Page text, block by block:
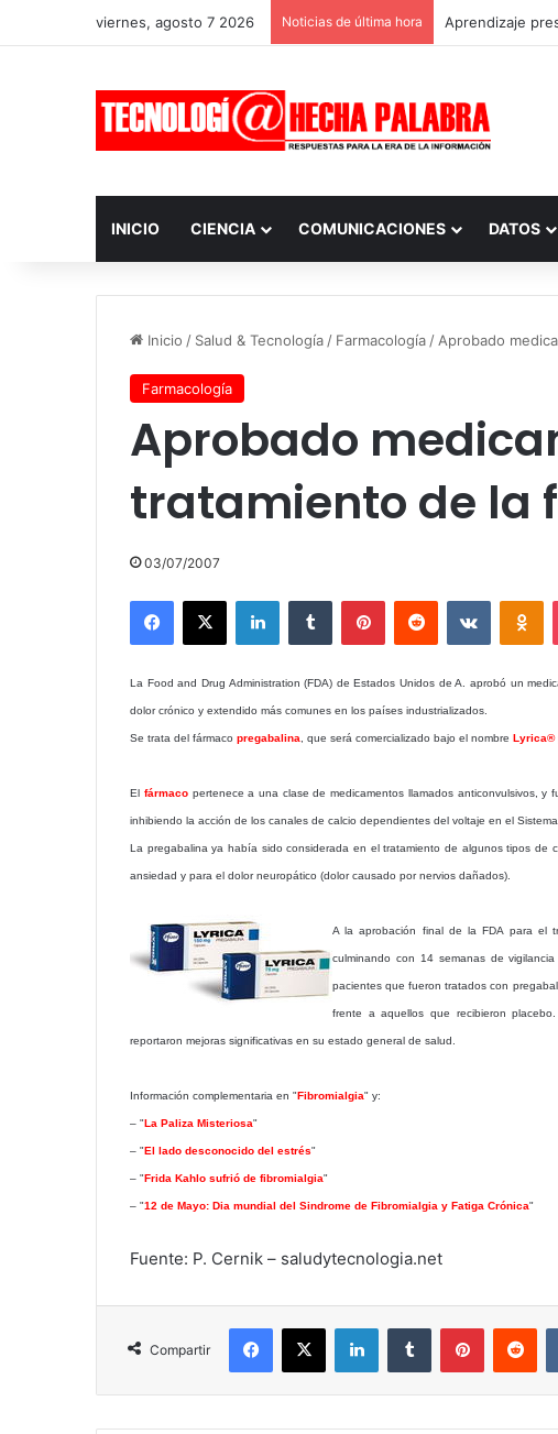
viernes, agosto 7 2026 Noticias de última hora Aprendizaje
INICIO CIENCIA COMUNICACIONES DATOS
Inicio / Salud & Tecnología / Farmacología / Aprobado
Farmacología
Aprobado
tratamiento de la
03/07/2007
Facebook
X LinkedInTumblr PinterestReddit
La Food and Drug Administration (FDA) de Estados Unidos de A. aprobó un
dolor crónico y extendido más comunes en los países industrializados.
Se trata del fármaco pregabalina , que será comercializado bajo el nombre Lyrica®
El fármaco pertenece a una clase de medicamentos llamados anticonvulsivos, y
inhibiendo la acción de los canales de calcio dependientes del voltaje en el Sistema
La pregabalina ya había sido considerada en el tratamiento de algunos tipos de
ansiedad y para el dolor neuropático (dolor causado por nervios dañados).
A la aprobación final de la FDA para el
culminando con 14 semanas de
pacientes que fueron tratados con
frente a aquellos que recibieron
reportaron mejoras significativas en su estado general de salud.
Información complementaria en "Fibromialgia" y:
– "La Paliza Misteriosa"
– "El lado desconocido del estrés"
– "Frida Kahlo sufrió de fibromialgia"
– "12 de Mayo: Dia mundial del Sindrome de Fibromialgia y Fatiga Crónica"
Fuente: P. Cernik – saludytecnologia.net
Compartir
Facebook
X LinkedInTumblr Pinterest